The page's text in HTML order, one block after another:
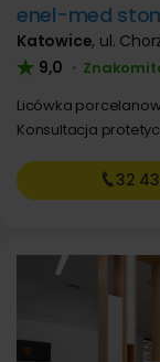
enel-med
Katowice, ul.
9,0 •
Licówka
Konsultacja
32